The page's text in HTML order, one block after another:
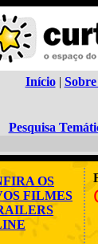
Início|
Pesquisa
OS
FILMES